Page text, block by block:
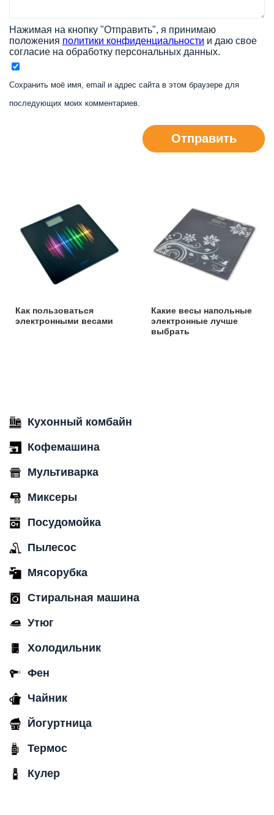
Нажимая на кнопку "Отправить", я принимаю
положения политики конфиденциальности и даю свое
согласие на обработку персональных данных.
Сохранить моё имя, email и адрес сайта в этом браузере для
последующих моих комментариев.
Отправить
Как пользоваться
электронными весами
Какие весы напольные
электронные лучше
выбрать
Кухонный комбайн
Кофемашина
Мультиварка
Миксеры
Посудомойка
Пылесос
Мясорубка
Стиральная машина
Утюг
Холодильник
Фен
Чайник
Йогуртница
Термос
Кулер